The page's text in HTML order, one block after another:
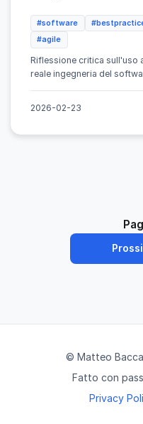
#software
#agile
Riflessione critica sull'uso
reale ingegneria del
2026-02-23
© Matteo
Fatto con
Privacy